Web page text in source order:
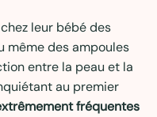
leur bébé des
même des ampoules
entre la peau et la
au premier
fréquentes